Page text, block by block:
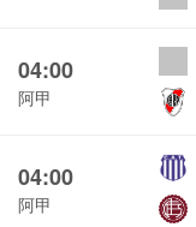
04:00
阿甲
04:00
阿甲